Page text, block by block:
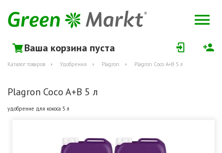
Ваша корзина пуста
Каталог товаров Удобрения Plagron Plagron Coco A+B 5 л
Plagron Coco A+B 5 л
удобрение для кокоса 5 л